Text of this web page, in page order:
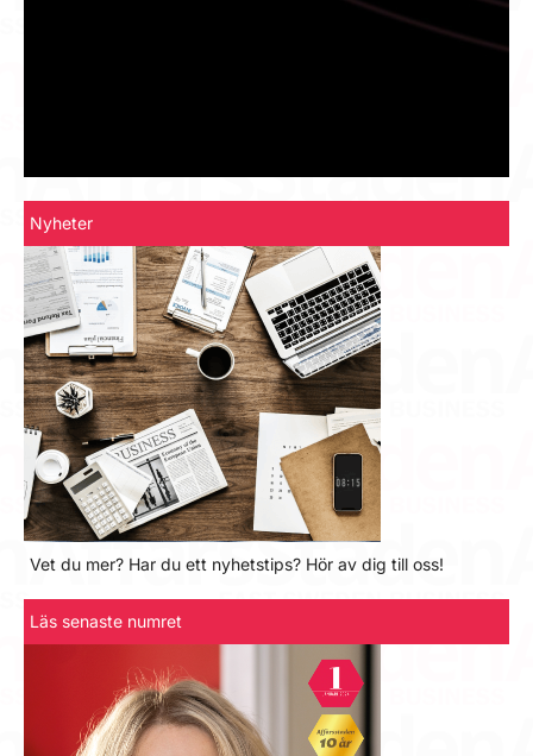
Nyheter
Vet du mer? Har du ett nyhetstips? Hör av dig till oss!
Läs senaste numret